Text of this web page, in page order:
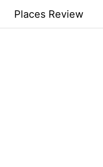
Places Review